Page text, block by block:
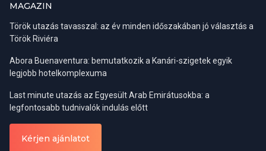
MAGAZIN
Török utazás tavasszal: az év minden időszakában jó választás a
Török Riviéra
Abora Buenaventura: bemutatkozik a Kanári-szigetek egyik
legjobb hotelkomplexuma
Last minute utazás az Egyesült Arab Emirátusokba: a
legfontosabb tudnivalók indulás előtt
Kérjen ajánlatot